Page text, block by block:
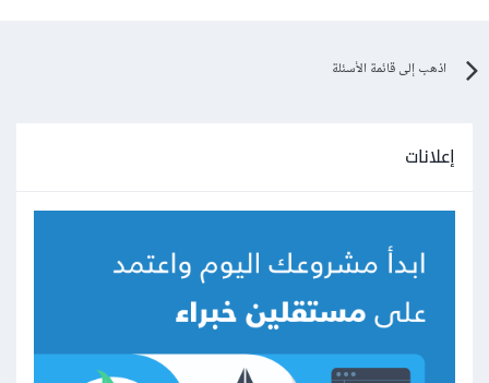
اذهب إلى قائمة الأسئلة
إعلانات